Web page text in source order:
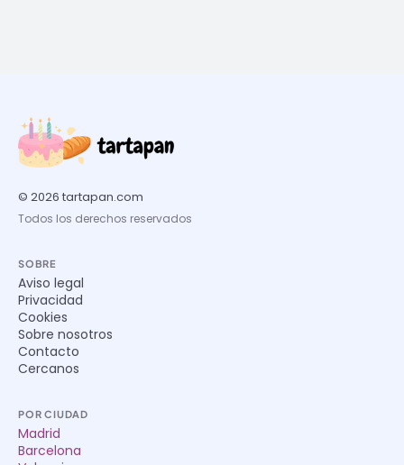
© 2026 tartapan.com
Todos los derechos reservados
SOBRE
Aviso legal
Privacidad
Cookies
Sobre nosotros
Contacto
Cercanos
POR CIUDAD
Madrid
Barcelona